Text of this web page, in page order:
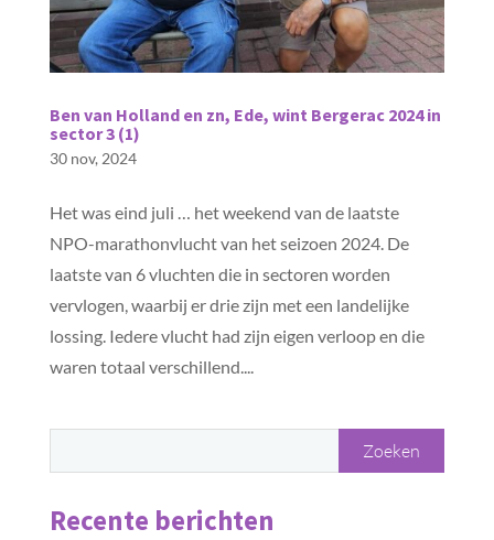
Ben van Holland en zn, Ede, wint Bergerac 2024 in
sector 3 (1)
30 nov, 2024
Het was eind juli … het weekend van de laatste
NPO-marathonvlucht van het seizoen 2024. De
laatste van 6 vluchten die in sectoren worden
vervlogen, waarbij er drie zijn met een landelijke
lossing. Iedere vlucht had zijn eigen verloop en die
waren totaal verschillend....
Recente berichten